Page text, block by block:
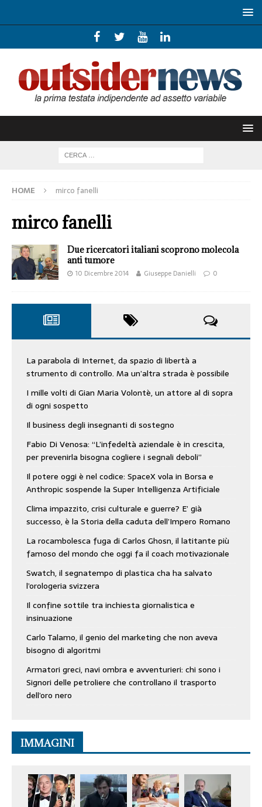
HOME mirco fanelli
mirco fanelli
Due ricercatori italiani scoprono molecola
anti tumore
10 Dicembre 2014 Giuseppe Danielli 0
La parabola di Internet, da spazio di libertà a
strumento di controllo. Ma un’altra strada è possibile
I mille volti di Gian Maria Volontè, un attore al di sopra
di ogni sospetto
Il business degli insegnanti di sostegno
Fabio Di Venosa: “L’infedeltà aziendale è in crescita,
per prevenirla bisogna cogliere i segnali deboli”
Il potere oggi è nel codice: SpaceX vola in Borsa e
Anthropic sospende la Super Intelligenza Artificiale
Clima impazzito, crisi culturale e guerre? E’ già
successo, è la Storia della caduta dell’Impero Romano
La rocambolesca fuga di Carlos Ghosn, il latitante più
famoso del mondo che oggi fa il coach motivazionale
Swatch, il segnatempo di plastica cha ha salvato
l’orologeria svizzera
Il confine sottile tra inchiesta giornalistica e
insinuazione
Carlo Talamo, il genio del marketing che non aveva
bisogno di algoritmi
Armatori greci, navi ombra e avventurieri: chi sono i
Signori delle petroliere che controllano il trasporto
dell’oro nero
IMMAGINI